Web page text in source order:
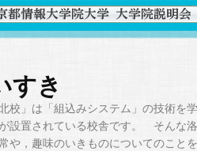
すき
校」は「組込みシステム」の技術を
設置されている校舎です。 そんな
や，趣味のいきものについてのこと